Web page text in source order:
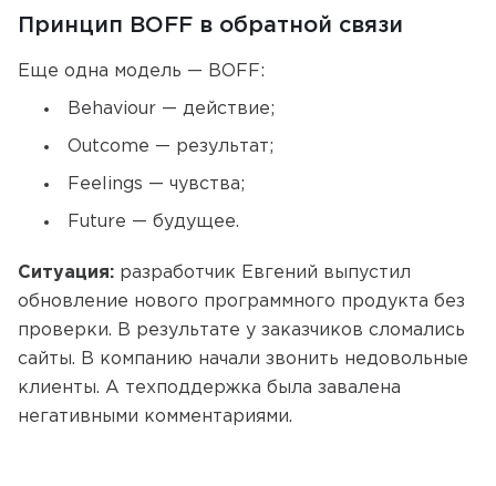
Принцип BOFF в обратной связи
Еще одна модель — BOFF:
Behaviour — действие;
Outcome — результат;
Feelings — чувства;
Future — будущее.
Ситуация: разработчик Евгений выпустил
обновление нового программного продукта без
проверки. В результате у заказчиков сломались
сайты. В компанию начали звонить недовольные
клиенты. А техподдержка была завалена
негативными комментариями.